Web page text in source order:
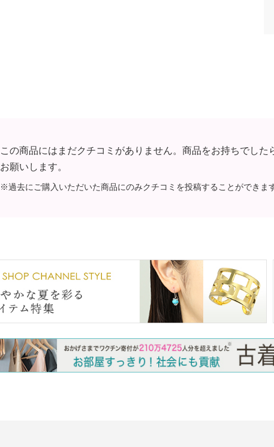
この商品にはまだクチコミがありません。商品をお持ちでした
お願いします。
※過去にご購入いただいた商品にのみクチコミを投稿することができます